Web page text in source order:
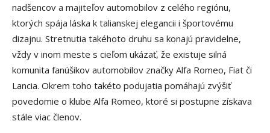
nadšencov a majiteľov automobilov z celého regiónu,
ktorých spája láska k talianskej elegancii i športovému
dizajnu. Stretnutia takéhoto druhu sa konajú pravidelne,
vždy v inom meste s cieľom ukázať, že existuje silná
komunita fanúšikov automobilov značky Alfa Romeo, Fiat či
Lancia. Okrem toho takéto podujatia pomáhajú zvýšiť
povedomie o klube Alfa Romeo, ktoré si postupne získava
stále viac členov.